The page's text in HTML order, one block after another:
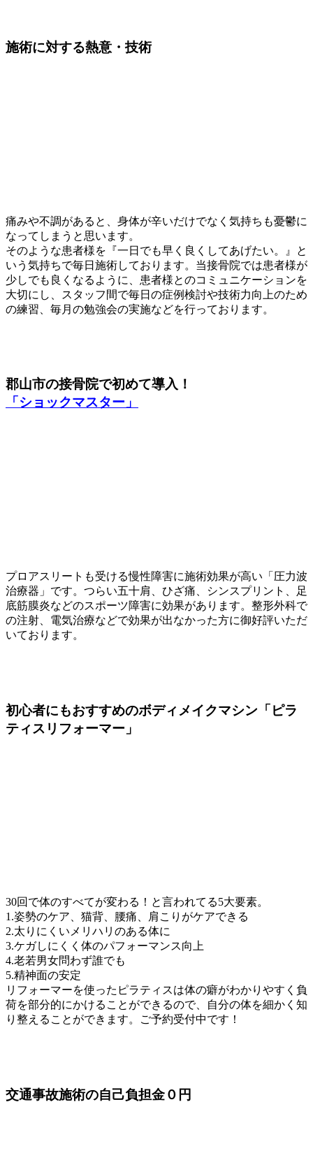
施術に対する熱意・技術
痛みや不調があると、身体が辛いだけでなく気持ちも憂鬱に
なってしまうと思います。
そのような患者様を『一日でも早く良くしてあげたい。』と
いう気持ちで毎日施術しております。当接骨院では患者様が
少しでも良くなるように、患者様とのコミュニケーションを
大切にし、スタッフ間で毎日の症例検討や技術力向上のため
の練習、毎月の勉強会の実施などを行っております。
郡山市の接骨院で初めて導入！
「ショックマスター」
プロアスリートも受ける慢性障害に施術効果が高い「圧力波
治療器」です。つらい五十肩、ひざ痛、シンスプリント、足
底筋膜炎などのスポーツ障害に効果があります。整形外科で
の注射、電気治療などで効果が出なかった方に御好評いただ
いております。
初心者にもおすすめのボディメイクマシン 「ピラ
ティスリフォーマー」
30回で体のすべてが変わる！と言われてる5大要素。
1.姿勢のケア、猫背、腰痛、肩こりがケアできる
2.太りにくいメリハリのある体に
3.ケガしにくく体のパフォーマンス向上
4.老若男女問わず誰でも
5.精神面の安定
リフォーマーを使ったピラティスは体の癖がわかりやすく負
荷を部分的にかけることができるので、自分の体を細かく知
り整えることができます。ご予約受付中です！
交通事故施術の自己負担金０円